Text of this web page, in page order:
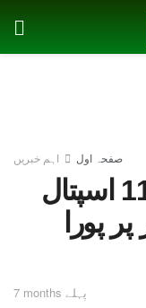
صفحہ اول اہم خبریں
بلوچستان میں صرف 11 اسپتال
پورا
7 months پہلے